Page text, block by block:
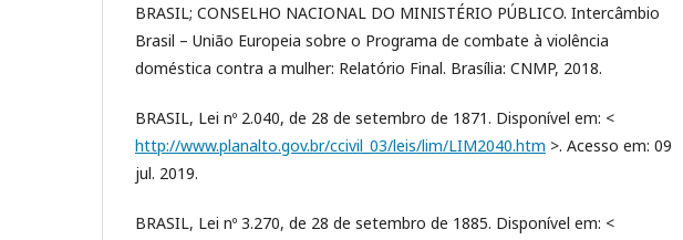
BRASIL; CONSELHO NACIONAL DO MINISTÉRIO PÚBLICO. Intercâmbio
Brasil – União Europeia sobre o Programa de combate à violência
doméstica contra a mulher: Relatório Final. Brasília: CNMP, 2018.
BRASIL, Lei nº 2.040, de 28 de setembro de 1871. Disponível em: <
http://www.planalto.gov.br/ccivil_03/leis/lim/LIM2040.htm >. Acesso em: 09
jul. 2019.
BRASIL, Lei nº 3.270, de 28 de setembro de 1885. Disponível em: <